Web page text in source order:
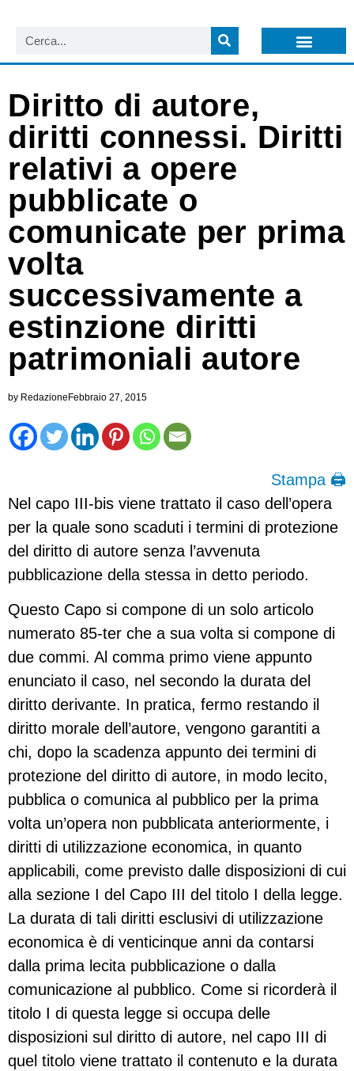
Diritto di autore,
diritti connessi. Diritti
relativi a opere
pubblicate o
comunicate per prima
volta
successivamente a
estinzione diritti
patrimoniali autore
by Redazione Febbraio 27, 2015
Stampa 🖨
Nel capo III-bis viene trattato il caso dell’opera
per la quale sono scaduti i termini di protezione
del diritto di autore senza l’avvenuta
pubblicazione della stessa in detto periodo.
Questo Capo si compone di un solo articolo
numerato 85-ter che a sua volta si compone di
due commi. Al comma primo viene appunto
enunciato il caso, nel secondo la durata del
diritto derivante. In pratica, fermo restando il
diritto morale dell’autore, vengono garantiti a
chi, dopo la scadenza appunto dei termini di
protezione del diritto di autore, in modo lecito,
pubblica o comunica al pubblico per la prima
volta un’opera non pubblicata anteriormente, i
diritti di utilizzazione economica, in quanto
applicabili, come previsto dalle disposizioni di cui
alla sezione I del Capo III del titolo I della legge.
La durata di tali diritti esclusivi di utilizzazione
economica è di venticinque anni da contarsi
dalla prima lecita pubblicazione o dalla
comunicazione al pubblico. Come si ricorderà il
titolo I di questa legge si occupa delle
disposizioni sul diritto di autore, nel capo III di
quel titolo viene trattato il contenuto e la durata